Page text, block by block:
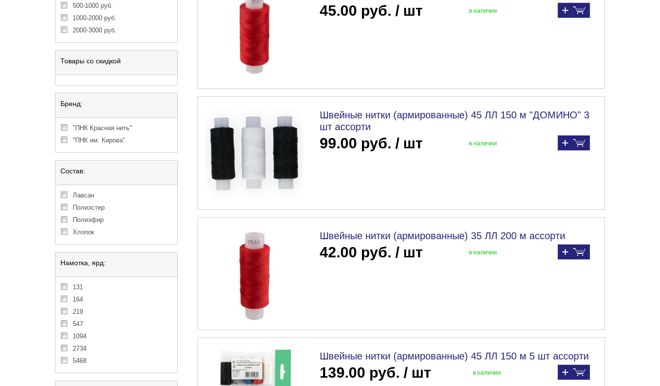
500-1000 руб.
1000-2000 руб.
2000-3000 руб.
Товары со скидкой
Бренд:
"ПНК Красная нить"
"ПНК им. Кирова"
Состав:
Лавсан
Полиэстер
Полиэфир
Хлопок
Намотка, ярд:
131
164
219
547
1094
2734
5468
45.00 руб. / шт в наличии
Швейные нитки (армированные) 45 ЛЛ 150 м "ДОМИНО" 3
шт ассорти
99.00 руб. / шт в наличии
Швейные нитки (армированные) 35 ЛЛ 200 м ассорти
42.00 руб. / шт в наличии
Швейные нитки (армированные) 45 ЛЛ 150 м 5 шт ассорти
139.00 руб. / шт в наличии